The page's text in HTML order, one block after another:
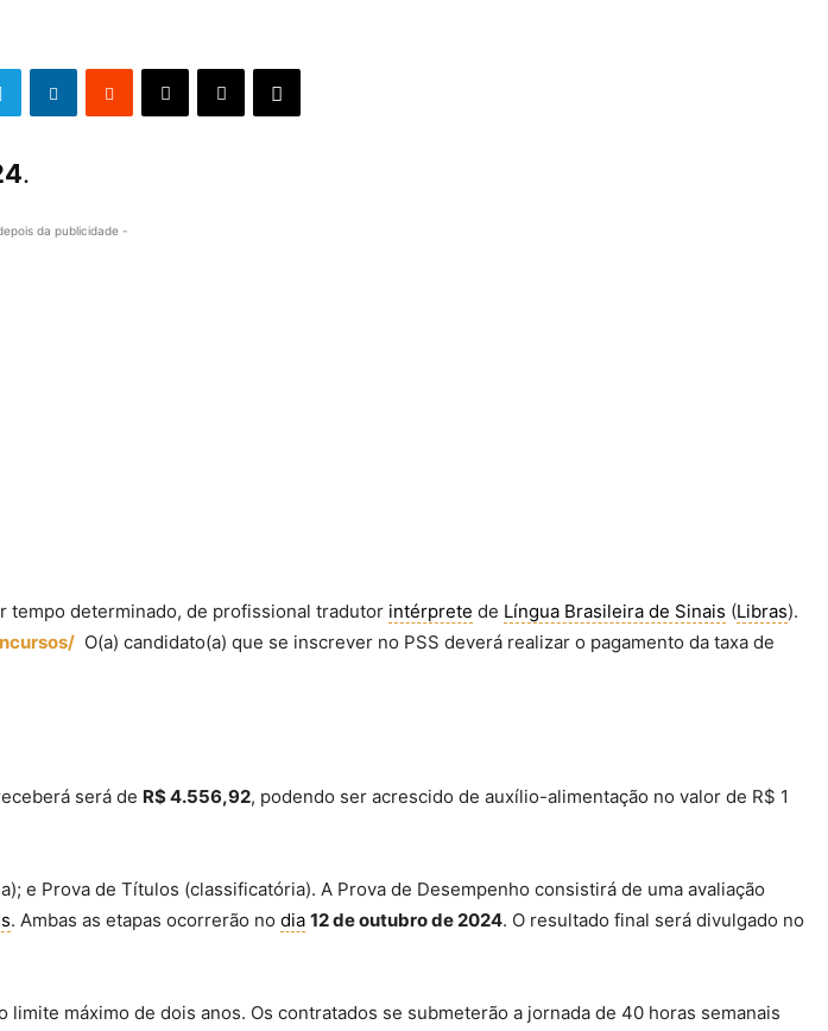
.
da publicidade -
tempo determinado, de profissional tradutor intérprete de Língua Brasileira de Sinais (Libras).
O(a) candidato(a) que se inscrever no PSS deverá realizar o pagamento da taxa de
será de R$ 4.556,92, podendo ser acrescido de auxílio-alimentação no valor de R$ 1
e Prova de Títulos (classificatória). A Prova de Desempenho consistirá de uma avaliação
. Ambas as etapas ocorrerão no dia 12 de outubro de 2024. O resultado final será divulgado no
máximo de dois anos. Os contratados se submeterão a jornada de 40 horas semanais